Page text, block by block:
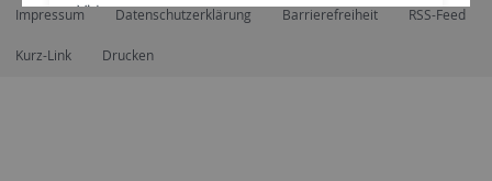
Impressum Datenschutzerklärung Barrierefreiheit RSS-Feed
Kurz-Link Drucken
Videos